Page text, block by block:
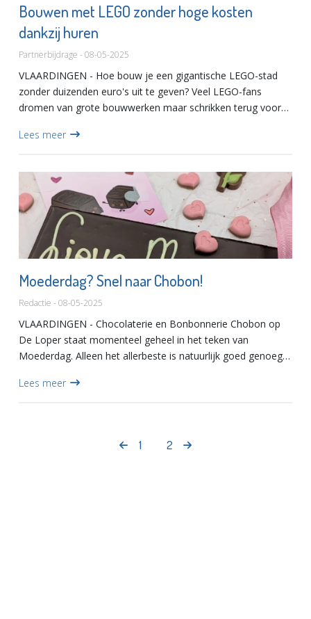
Bouwen met LEGO zonder hoge kosten
dankzij huren
Partnerbijdrage - 08-05-2025
VLAARDINGEN - Hoe bouw je een gigantische LEGO-stad
zonder duizenden euro's uit te geven? Veel LEGO-fans
dromen van grote bouwwerken maar schrikken terug voor
Blokkenhuren...
Lees meer
Moederdag? Snel naar Chobon!
Redactie - 08-05-2025
VLAARDINGEN - Chocolaterie en Bonbonnerie Chobon op
De Loper staat momenteel geheel in het teken van
Moederdag. Alleen het allerbeste is natuurlijk goed genoeg
hart van cho...
Lees meer
1 2